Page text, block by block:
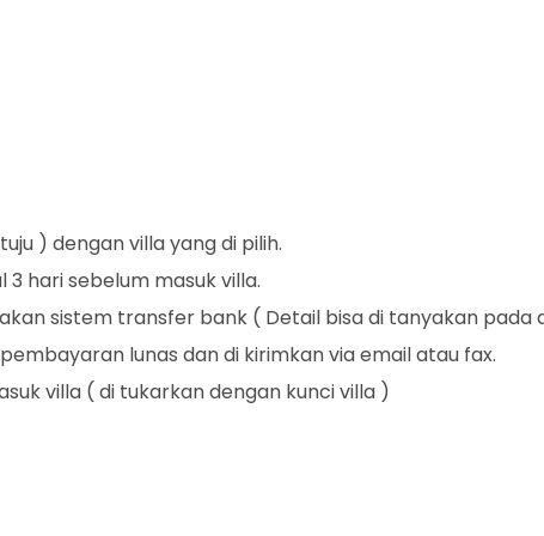
) dengan villa yang di pilih.
hari sebelum masuk villa.
sistem transfer bank ( Detail bisa di tanyakan pada
lunas dan di kirimkan via email atau fax.
villa ( di tukarkan dengan kunci villa )